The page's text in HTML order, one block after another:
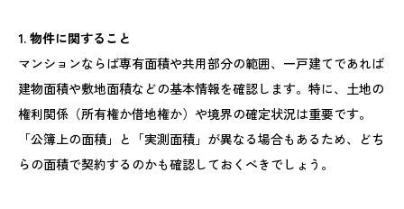
1. 物件に関すること
マンションならば専有面積や共用部分の範囲、一戸建てであれば
建物面積や敷地面積などの基本情報を確認します。特に、土地の
権利関係（所有権か借地権か）や境界の確定状況は重要です。
「公簿上の面積」と「実測面積」が異なる場合もあるため、どち
らの面積で契約するのかも確認しておくべきでしょう。